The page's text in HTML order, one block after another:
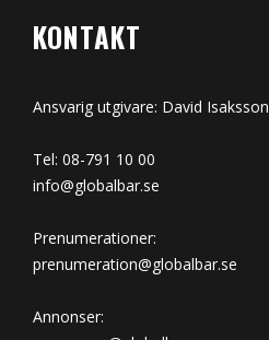
KONTAKT
Ansvarig utgivare: David Isaksson
Tel: 08-791 10 00
info@globalbar.se
Prenumerationer:
prenumeration@globalbar.se
Annonser: